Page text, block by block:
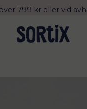
799 kr eller vid
2-4 arbetsdagar med